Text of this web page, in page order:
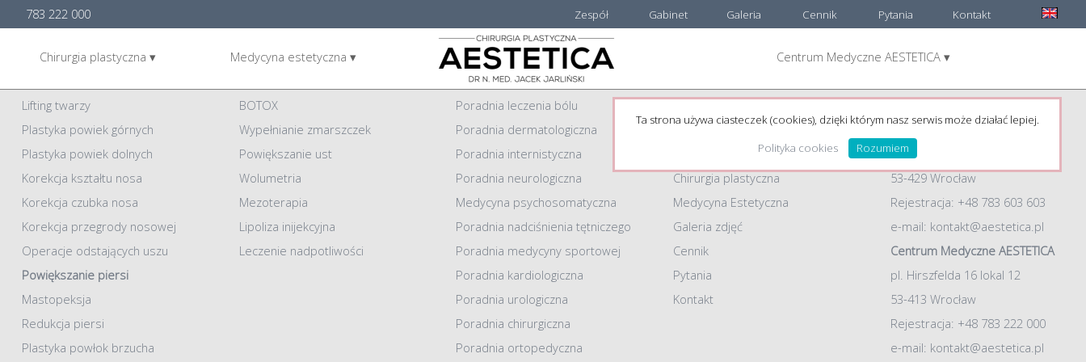
Kontakt
Pytania
Cennik
Galeria
Gabinet
Zespół
783 222 000
Chirurgia plastyczna ▾ Medycyna estetyczna ▾ Centrum Medyczne AESTETICA ▾
Chirurgia plastyczna
Lifting twarzy
Plastyka powiek górnych
Plastyka powiek dolnych
Korekcja kształtu nosa
Korekcja czubka nosa
Korekcja przegrody nosowej
Operacje odstających uszu
Powiększanie piersi
Mastopeksja
Redukcja piersi
Plastyka powłok brzucha
Medycyna Estetyczna
BOTOX
Wypełnianie zmarszczek
Powiększanie ust
Wolumetria
Mezoterapia
Lipoliza inijekcyjna
Leczenie nadpotliwości
Centrum Medyczne AESTETICA
Poradnia leczenia bólu
Poradnia dermatologiczna
Poradnia internistyczna
Poradnia neurologiczna
Medycyna psychosomatyczna
Poradnia nadciśnienia tętniczego
Poradnia medycyny sportowej
Poradnia kardiologiczna
Poradnia urologiczna
Poradnia chirurgiczna
Poradnia ortopedyczna
Zespół
Chirurgia plastyczna
Medycyna Estetyczna
Galeria zdjęć
Cennik
Pytania
Kontakt
Adresy
ul. Żelazna 54, lokal 2
53-429 Wrocław
Rejestracja: +48 783 603 603
e-mail: kontakt@aestetica.pl
Centrum Medyczne AESTETICA
pl. Hirszfelda 16 lokal 12
53-413 Wrocław
Rejestracja: +48 783 222 000
e-mail: kontakt@aestetica.pl
Ta strona używa ciasteczek (cookies), dzięki którym nasz serwis może działać lepiej.
Polityka cookies
Rozumiem